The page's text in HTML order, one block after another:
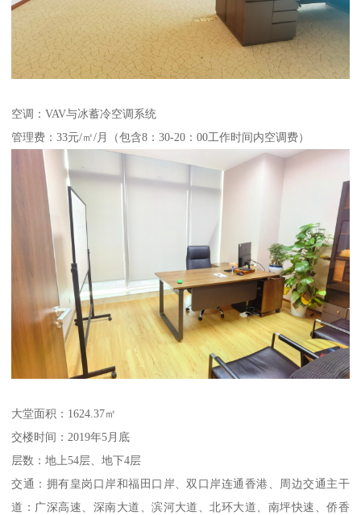
空调：VAV与冰蓄冷空调系统
管理费：33元/㎡/月（包含8：30-20：00工作时间内空调费）
大堂面积：1624.37㎡
交楼时间：2019年5月底
层数：地上54层、地下4层
交通：拥有皇岗口岸和福田口岸、双口岸连通香港、周边交通主干
道：广深高速、深南大道、滨河大道、北环大道、南坪快速、侨香